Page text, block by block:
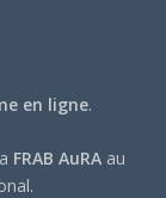
en ligne.
FRAB AuRA au